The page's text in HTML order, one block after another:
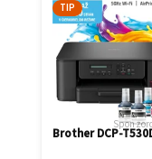
TIP
Brother DCP-